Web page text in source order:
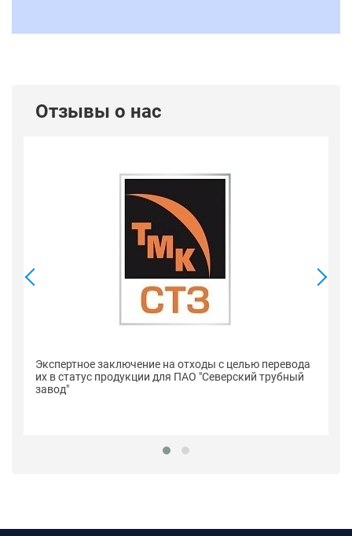
Отзывы о нас
Экспертное заключение на отходы с целью перевода
их в статус продукции для ПАО "Северский трубный
завод"